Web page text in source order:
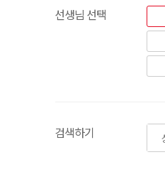
선생님 선택
검색하기